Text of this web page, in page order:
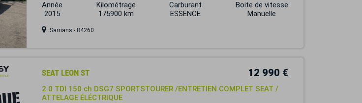
Année
2015
Kilométrage
175900 km
Carburant
ESSENCE
Boite de vitesse
Manuelle
Sarrians - 84260
SEAT LEON ST 12 990 €
2.0 TDI 150 ch DSG7 SPORTSTOURER /ENTRETIEN COMPLET SEAT /
ATTELAGE ÉLÉCTRIQUE